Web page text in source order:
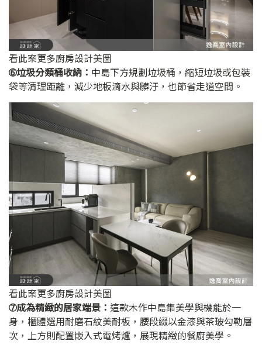
看此案更多廚房設計美圖
➅垃圾分類桶收納： 中島下方規劃垃圾桶，縮短垃圾或包裝
袋等清理距離，減少地板滴水與髒汙，也節省走道空間。
看此案更多廚房設計美圖
➆成為精緻的居家端景： 這款木作中島集美學與機能於一
身，櫃體選用耐磨石紋美耐板，腰段綴以金漆與茶玻勾勒層
次，上方則配置嵌入式電烤爐，展現精緻的餐廚美學。